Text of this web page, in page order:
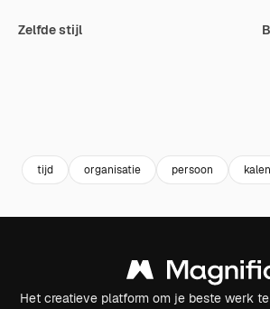
Zelfde stijl
tijd organisatie persoon
Het creatieve platform om je beste werk te